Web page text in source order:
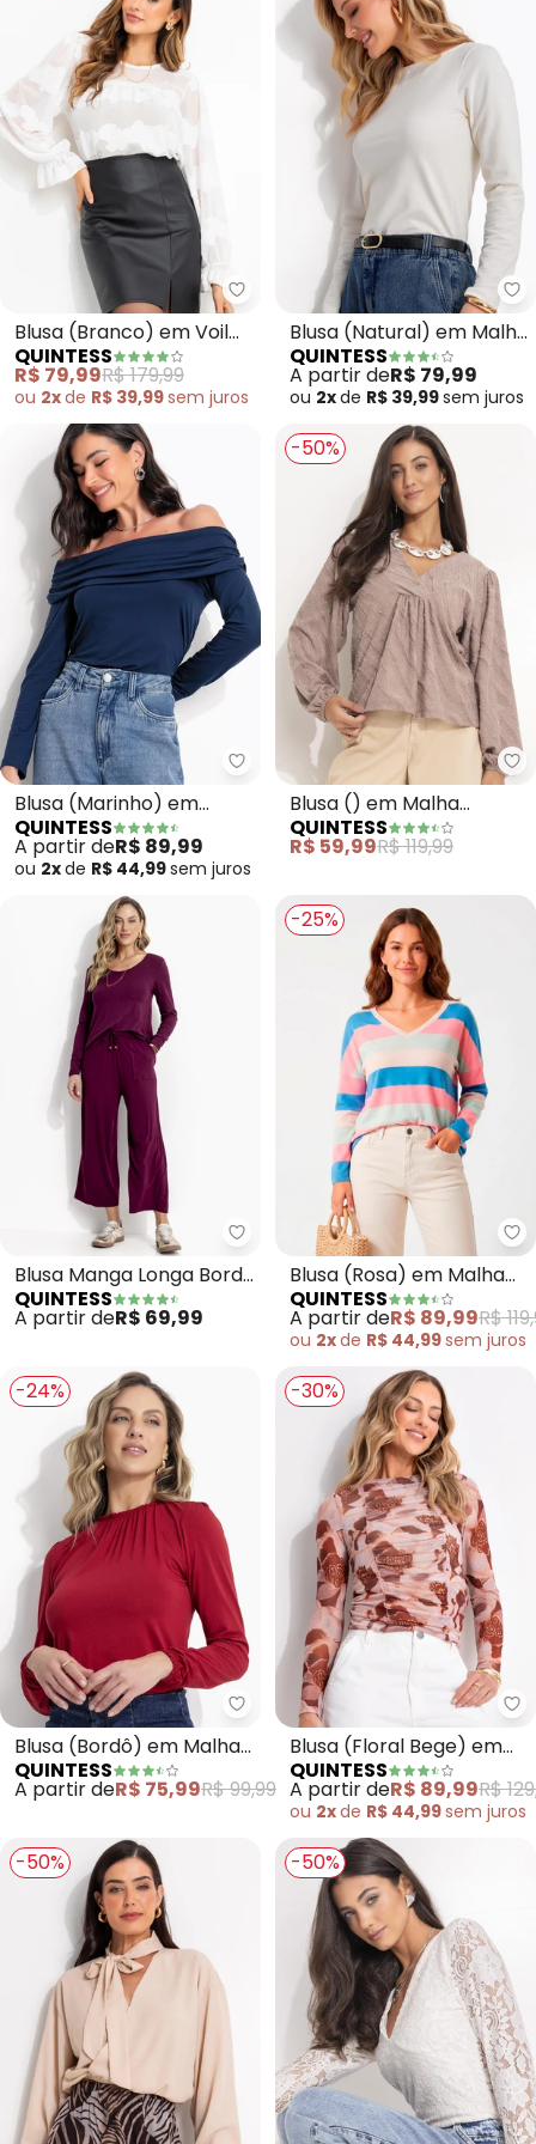
Quintess - Blusa (Branco) em
Blusa (Branco) em Voil
Devorê
QUINTESS
R$ 79,99R$ 179,99
ou 2xde R$ 39,99sem juros
Blusa (Natural) em Malha
de Algodão
QUINTESS
A partir deR$ 79,99
ou 2xde R$ 39,99sem juros
Quintess - Blusa (Marinho) em
Blusa (Marinho) em
Malha de Viscose
QUINTESS
A partir deR$ 89,99
ou 2xde R$ 44,99sem juros
-50%
Blusa () em Malha
Jacquard com Textura
QUINTESS
R$ 59,99R$ 119,99
Quintess - Blusa Manga Longa
Blusa Manga Longa Bordô
em Malha de Viscose
com Barra Arredondada
QUINTESS
A partir deR$ 69,99
-25%
Blusa (Rosa) em Malha
Peluciada
QUINTESS
A partir deR$ 89,99R$
ou 2xde R$ 44,99sem juros
-24%
Quintess - Blusa (Bordô) em
Blusa (Bordô) em Malha
de Viscose
QUINTESS
A partir deR$ 75,99R$ 99,99
-30%
Blusa (Floral Bege) em
Tule
QUINTESS
A partir deR$ 89,99R$
ou 2xde R$ 44,99sem juros
-50% -50%